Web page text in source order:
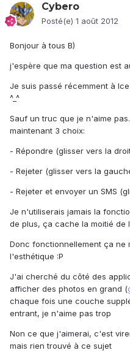
Cybero
Posté(e) 1 août 2012
Bonjour à tous B)
j'espère que ma question est
Je suis passé récemment à
^_^
Sauf un truc que je n'aime
maintenant 3 choix:
- Répondre (glisser vers la
- Rejeter (glisser vers la
- Rejeter et envoyer un SMS
Je n'utiliserais jamais la
de plus, ça cache la moitié de
Donc fonctionnellement ça ne
l'esthétique :P
J'ai cherché du côté des
afficher des photos en grand (
chaque fois une couche
entrant, je n'aime pas trop
Non ce que j'aimerai, c'est
mais rien trouvé à ce sujet